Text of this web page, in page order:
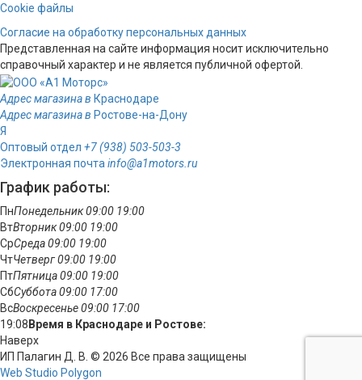
Cookie файлы
Согласие на обработку персональных данных
Представленная на сайте информация носит исключительно
справочный характер и не является публичной офертой.
Адрес магазина в Краснодаре
Адрес магазина в Ростове-на-Дону
Я
Оптовый отдел +7 (938) 503-503-3
Электронная почта info@a1motors.ru
График работы:
ПнПонедельник09:00 19:00
ВтВторник09:00 19:00
СрСреда09:00 19:00
ЧтЧетверг09:00 19:00
ПтПятница09:00 19:00
СбСуббота09:00 17:00
ВсВоскресенье09:00 17:00
19:08 Время в Краснодаре и Ростове:
Наверх
ИП Палагин Д. В. © 2026 Все права защищены
Web Studio Polygon